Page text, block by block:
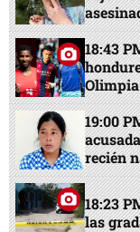
18:43
Olimpia
19:00
recién
18:23
las